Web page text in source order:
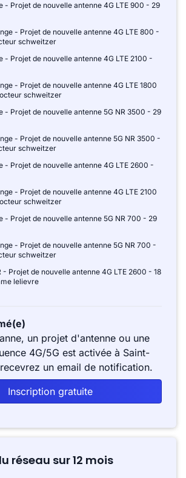
- Projet de nouvelle antenne 4G LTE 900 - 29
- Projet de nouvelle antenne 4G LTE 800 -
schweitzer
- Projet de nouvelle antenne 4G LTE 2100 -
- Projet de nouvelle antenne 4G LTE 1800
schweitzer
- Projet de nouvelle antenne 5G NR 3500 - 29
- Projet de nouvelle antenne 5G NR 3500 -
schweitzer
- Projet de nouvelle antenne 4G LTE 2600 -
- Projet de nouvelle antenne 4G LTE 2100
schweitzer
- Projet de nouvelle antenne 5G NR 700 - 29
- Projet de nouvelle antenne 5G NR 700 -
schweitzer
- Projet de nouvelle antenne 4G LTE 2600 - 18
lelievre
un projet d'antenne ou une
4G/5G est activée à Saint-
un email de notification.
Inscription gratuite
réseau sur 12 mois